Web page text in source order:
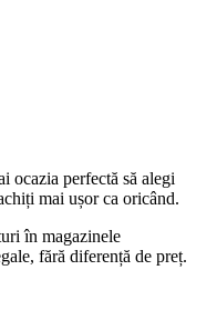
ocazia perfectă să alegi
mai ușor ca oricând.
în magazinele
fără diferență de preț.